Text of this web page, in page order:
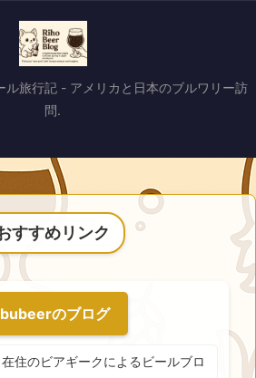
旅行記 - アメリカと日本のブルワリー訪
問.
すすめリンク
のブログ
住のビアギークによるビールブロ